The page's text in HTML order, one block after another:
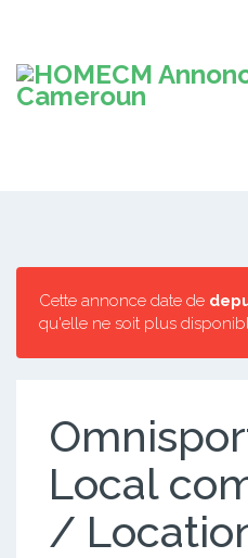
Cette annonce date de
qu'elle ne soit plus
Local
/